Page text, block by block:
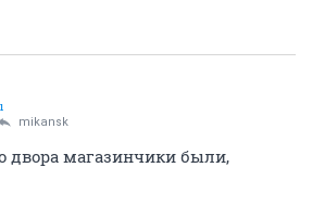
mikansk
двора магазинчики были,